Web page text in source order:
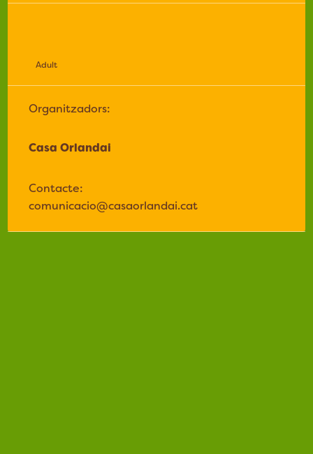
Adult
Organitzadors:
Casa Orlandai
Contacte:
comunicacio@casaorlandai.cat